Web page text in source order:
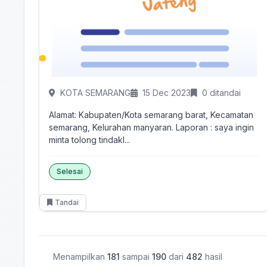
KOTA SEMARANG 15 Dec 2023 0 ditandai
Alamat: Kabupaten/Kota semarang barat, Kecamatan
semarang, Kelurahan manyaran. Laporan : saya ingin
minta tolong tindakl...
Selesai
Tandai
Menampilkan 181 sampai 190 dari 482 hasil